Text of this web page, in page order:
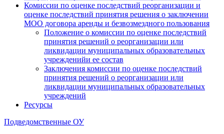
Комиссии по оценке последствий реорганизации и
оценке последствий принятия решения о заключении
МОО договора аренды и безвозмездного пользования
Положение о комиссии по оценке последствий
принятия решений о реорганизации или
ликвидации муниципальных образовательных
учрежденийи ее состав
Заключения комиссии по оценке последствий
принятия решений о реорганизации или
ликвидации муниципальных образовательных
учреждений
Ресурсы
Подведомственные ОУ